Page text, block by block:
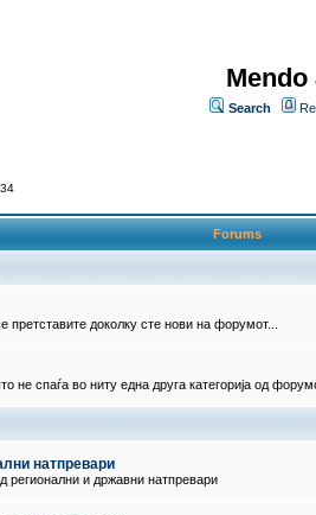
Search
Forums
претставите доколку сте нови на форумот...
не спаѓа во ниту една друга категорија од
натпревари
регионални и државни натпревари